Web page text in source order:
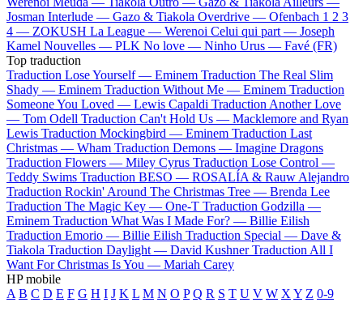
Josman Interlude — Gazo & Tiakola Overdrive — Ofenbach 1 2 3
4 — ZOKUSH La League — Werenoi Celui qui part — Joseph
Kamel Nouvelles — PLK No love — Ninho Urus — Favé (FR)
Top traduction
Traduction Lose Yourself — Eminem Traduction The Real Slim
Shady — Eminem Traduction Without Me — Eminem Traduction
Someone You Loved — Lewis Capaldi Traduction Another Love
— Tom Odell Traduction Can't Hold Us — Macklemore and Ryan
Lewis Traduction Mockingbird — Eminem Traduction Last
Christmas — Wham Traduction Demons — Imagine Dragons
Traduction Flowers — Miley Cyrus Traduction Lose Control —
Teddy Swims Traduction BESO — ROSALÍA & Rauw Alejandro
Traduction Rockin' Around The Christmas Tree — Brenda Lee
Traduction The Magic Key — One-T Traduction Godzilla —
Eminem Traduction What Was I Made For? — Billie Eilish
Traduction Emorio — Billie Eilish Traduction Special — Dave &
Tiakola Traduction Daylight — David Kushner Traduction All I
Want For Christmas Is You — Mariah Carey
HP mobile
A B C D E F G H I J K L M N O P Q R S T U V W X Y Z 0-9